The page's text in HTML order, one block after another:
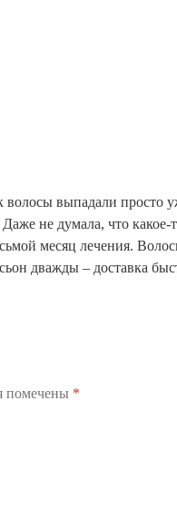
волосы выпадали
не думала, что
месяц лечения.
дважды – доставка
помечены *